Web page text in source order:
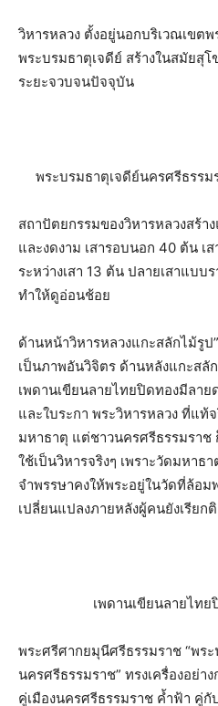
วิหารหลวง​ ตั้งอยู่​นอกบริเวณ​เขตพ
พระบรมธาตุ​เจดีย์​ สร้าง​ในสมัยสุ
ระยะจวบจนปัจจุบัน​
พระบรมธาตุ​เจดีย์​นครศรีธรร
สถาปัตยกรรม​ของ​วิหาร​หลวงสร้
และงดงาม​ เสารอบนอก​ 40​ ต้น​ เ
ระหว่าง​เสา​ 13​ ต้น​ ปลายเสาแบบ
ทำให้ดูอ่อนช้อย
ด้านหน้าวิหารหลวงแกะสลักไม้รูป
เป็นภาพอันวิจิตร​ ด้านหลังแกะสลั
เพดานเขียน​ลายไทยปิดทองมีลา
และใบระกา​ พระวิหารหลวง​ ที่แท้
มหาธาตุ​ แต่ชาวนครศรีธรรมราช​
ใช้เป็นวิหารจริงๆ​ เพราะ​วัดมหา
จำพรรษา​คงให้พระอยู่ในวัดที่ล้อ
เปลี่ยนแปลง​ภายหลังผู้คนยังเรียก
เพดาน​เขียนลายไทย
พระศรี​ศากยมุนี​ศรี​ธรรมราช​ “พร
นครศรีธรรมราช” ทรงเครื่อง​อย่า
คู่เมือง​นคร​ศรี​ธรรมราช​ ค้ำฟ้า​ คู่